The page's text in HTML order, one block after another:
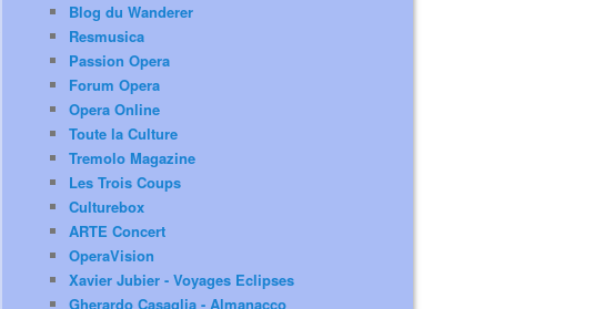
Blog du Wanderer
Resmusica
Passion Opera
Forum Opera
Opera Online
Toute la Culture
Tremolo Magazine
Les Trois Coups
Culturebox
ARTE Concert
OperaVision
Xavier Jubier - Voyages Eclipses
Gherardo Casaglia - Almanacco